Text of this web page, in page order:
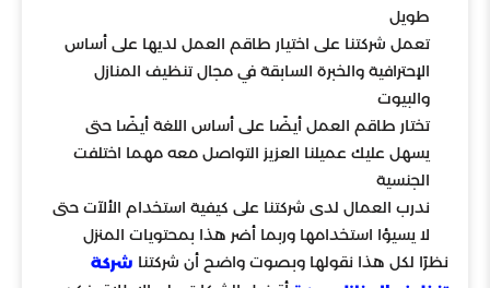
طويل
تعمل شركتنا على اختيار طاقم العمل لديها على أساس
الإحترافية والخبرة السابقة في مجال تنظيف المنازل
والبيوت
تختار طاقم العمل أيضًا على أساس اللغة أيضًا حتى
يسهل عليك عميلنا العزيز التواصل معه مهما اختلفت
الجنسية
ندرب العمال لدى شركتنا على كيفية استخدام الألآت حتى
لا يسيؤا استخدامها وربما أضر هذا بمحتويات المنزل
نظرًا لكل هذا نقولها وبصوت واضح أن شركتنا شركة